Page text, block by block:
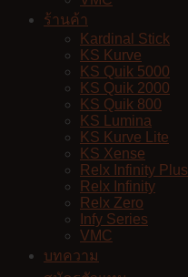
ร้านค้า
Kardinal Stick
KS Kurve
KS Quik 5000
KS Quik 2000
KS Quik 800
KS Lumina
KS Kurve Lite
KS Xense
Relx Infinity Plus
Relx Infinity
Relx Zero
Infy Series
VMC
บทความ